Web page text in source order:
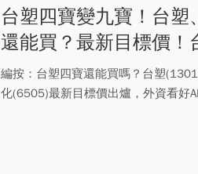
台塑四寶變九寶！台
還能買？最新目標價！
國」版圖一次看
編按：台塑四寶還能買嗎？台塑
化(6505)最新目標價出爐，外資看好